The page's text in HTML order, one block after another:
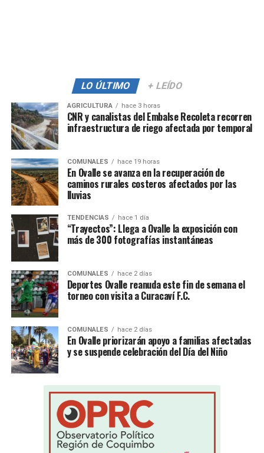
LO ÚLTIMO + LEÍDO
AGRICULTURA hace 3 horas
CNR y canalistas del Embalse Recoleta recorren
infraestructura de riego afectada por temporal
COMUNALES hace 19 horas
En Ovalle se avanza en la recuperación de
caminos rurales costeros afectados por las
lluvias
TENDENCIAS hace 1 día
“Trayectos”: Llega a Ovalle la exposición con
más de 300 fotografías instantáneas
COMUNALES hace 2 días
Deportes Ovalle reanuda este fin de semana el
torneo con visita a Curacaví F.C.
COMUNALES hace 2 días
En Ovalle priorizarán apoyo a familias afectadas
y se suspende celebración del Día del Niño